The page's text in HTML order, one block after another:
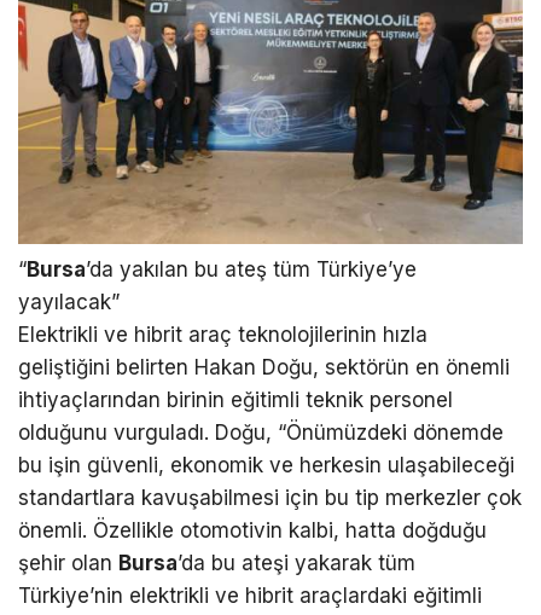
“Bursa’da yakılan bu ateş tüm Türkiye’ye
yayılacak”
Elektrikli ve hibrit araç teknolojilerinin hızla
geliştiğini belirten Hakan Doğu, sektörün en önemli
ihtiyaçlarından birinin eğitimli teknik personel
olduğunu vurguladı. Doğu, “Önümüzdeki dönemde
bu işin güvenli, ekonomik ve herkesin ulaşabileceği
standartlara kavuşabilmesi için bu tip merkezler çok
önemli. Özellikle otomotivin kalbi, hatta doğduğu
şehir olan Bursa’da bu ateşi yakarak tüm
Türkiye’nin elektrikli ve hibrit araçlardaki eğitimli